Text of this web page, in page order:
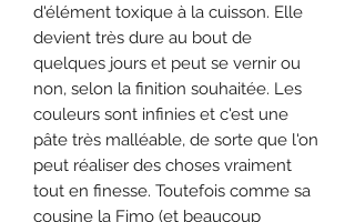
d'élément toxique à la cuisson. Elle
devient très dure au bout de
quelques jours et peut se vernir ou
non, selon la finition souhaitée. Les
couleurs sont infinies et c'est une
pâte très malléable, de sorte que l'on
peut réaliser des choses vraiment
tout en finesse. Toutefois comme sa
cousine la Fimo (et beaucoup